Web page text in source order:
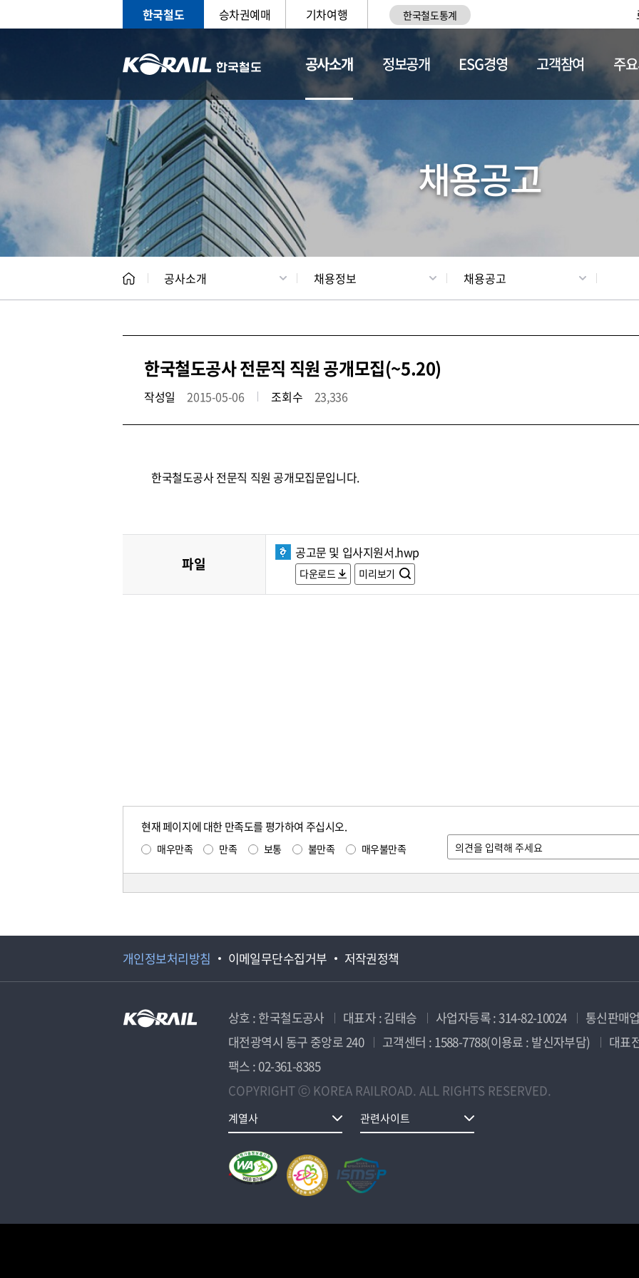
한국철도 승차권예매 기차여행 한국철도통계
공사소개
CEO 일반현황 채용정보
정보공개 ESG경영 고객참여 주
채용공고
공사소개 채용정보 채용공고
한국철도공사 전문직 직원 공개모집(~5.20)
작성일 2015-05-06 조회수 23,336
한국철도공사 전문직 직원 공개모집문입니다.
파일
공고문 및 입사지원서.hwp
다운로드 미리보기
현재 페이지에 대한 만족도를 평가하여 주십시오.
매우만족 만족 보통 불만족 매우불만족
개인정보처리방침 이메일무단수집거부 저작권정책
상호 : 한국철도공사 대표자 : 김태승 사업자등록 : 314-82-10024
통신판매
대전광역시 동구 중앙로 240
고객센터 : 1588-7788(이용료 : 발신자부담)
대표
팩스 : 02-361-8385
COPYRIGHT ⓒ KOREA RAILROAD. ALL RIGHTS RESERVED.
계열사 관련사이트